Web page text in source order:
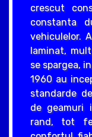
crescut
constanta
vehiculelor.
laminat,
se spargea,
1960 au
standarde
de geamuri
rand, tot